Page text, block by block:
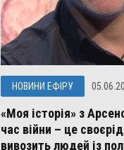
НОВИНИ ЕФІРУ
«Моя історія» з
час війни – це
вивозить людей із